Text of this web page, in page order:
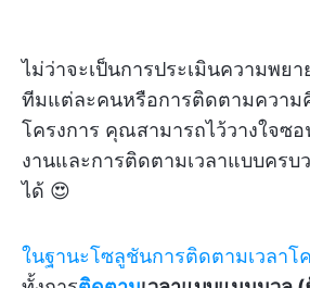
ไม่ว่าจะเป็นการประเมินความพย
ทีมแต่ละคนหรือการติดตามความ
โครงการ คุณสามารถไว้วางใจซ
งานและการติดตามเวลาแบบครบ
ได้ 😍
ในฐานะโซลูชันการติดตามเวลาโ